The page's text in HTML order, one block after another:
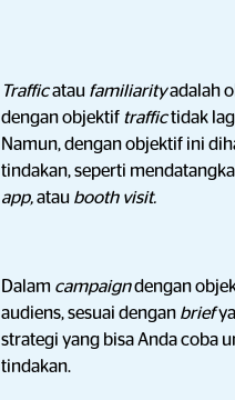
Trafficatau familiarityadalah
dengan objektif traffictidak
Namun, dengan objektif ini
tindakan, seperti
app,atau booth visit.
Dalam campaigndengan
audiens, sesuai dengan brief
strategi yang bisa Anda coba
tindakan.